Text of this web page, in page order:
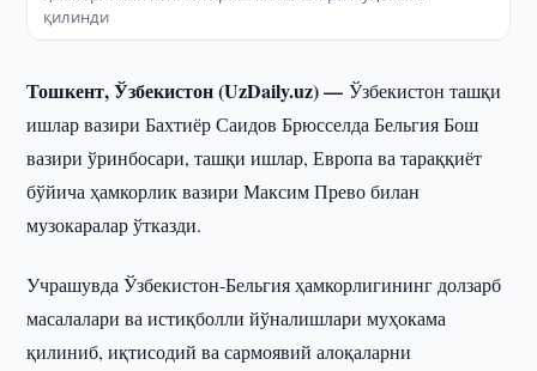
қилинди
Тошкент, Ўзбекистон (UzDaily.uz) —Ўзбекистон ташқи
ишлар вазири Бахтиёр Саидов Брюсселда Бельгия Бош
вазири ўринбосари, ташқи ишлар, Европа ва тараққиёт
бўйича ҳамкорлик вазири Максим Прево билан
музокаралар ўтказди.
Учрашувда Ўзбекистон-Бельгия ҳамкорлигининг долзарб
масалалари ва истиқболли йўналишлари муҳокама
қилиниб, иқтисодий ва сармоявий алоқаларни